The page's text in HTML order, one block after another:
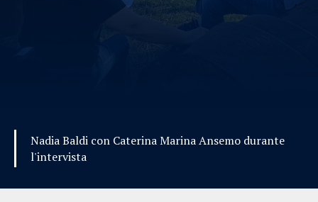
Nadia Baldi con Caterina Marina Ansemo durante
l'intervista